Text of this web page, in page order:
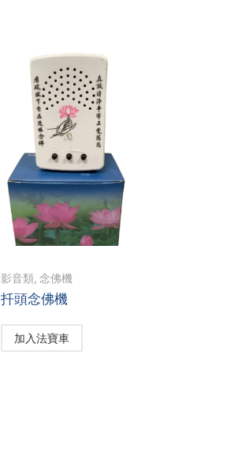
影音類, 念佛機
扦頭念佛機
加入法寶車